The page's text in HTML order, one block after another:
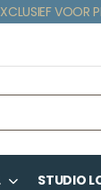
VOOR
STUDIO